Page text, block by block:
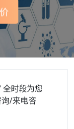
全时段为您
/来电咨